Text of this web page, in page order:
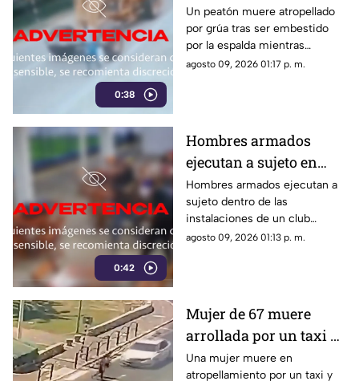
0:38
tras ser embestido |
VIDEO
Un peatón muere atropellado
por grúa tras ser embestido
por la espalda mientras
caminaba. El hombre de 65
agosto 09, 2026 01:17 p. m.
0:42
Hombres armados
ejecutan a sujeto en
club de fútbol | VIDEO
Hombres armados ejecutan a
sujeto dentro de las
instalaciones de un club
deportivo. Los agresores
agosto 09, 2026 01:13 p. m.
Mujer de 67 muere
arrollada por un taxi y
su hija de 27 queda
Una mujer muere en
atropellamiento por un taxi y